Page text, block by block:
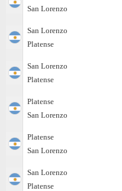
San Lorenzo
San Lorenzo
Platense
San Lorenzo
Platense
Platense
San Lorenzo
Platense
San Lorenzo
San Lorenzo
Platense